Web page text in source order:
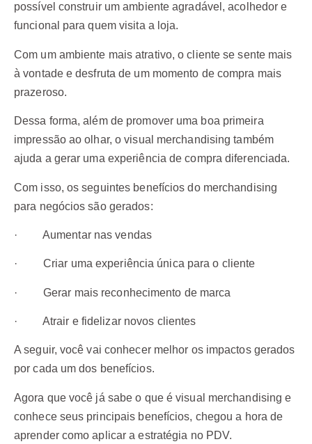
possível construir um ambiente agradável, acolhedor e
funcional para quem visita a loja.
Com um ambiente mais atrativo, o cliente se sente mais
à vontade e desfruta de um momento de compra mais
prazeroso.
Dessa forma, além de promover uma boa primeira
impressão ao olhar, o visual merchandising também
ajuda a gerar uma experiência de compra diferenciada.
Com isso, os seguintes benefícios do merchandising
para negócios são gerados:
· Aumentar nas vendas
· Criar uma experiência única para o cliente
· Gerar mais reconhecimento de marca
· Atrair e fidelizar novos clientes
A seguir, você vai conhecer melhor os impactos gerados
por cada um dos benefícios.
Agora que você já sabe o que é visual merchandising e
conhece seus principais benefícios, chegou a hora de
aprender como aplicar a estratégia no PDV.